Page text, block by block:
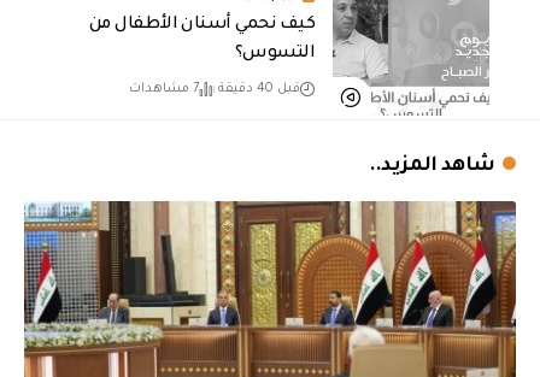
كيف نحمي أسنان الأطفال من
التسوس؟
قبل 40 دقيقة 7 مشاهدات
شاهد المزيد..